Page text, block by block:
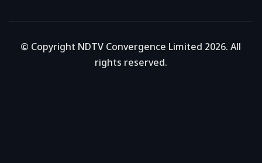
© Copyright NDTV Convergence Limited 2026. All
rights reserved.